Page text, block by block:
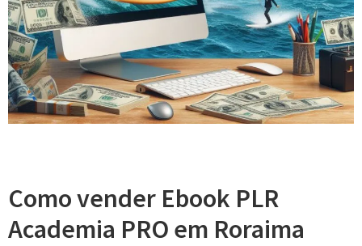
Como vender Ebook PLR
Academia PRO em Roraima